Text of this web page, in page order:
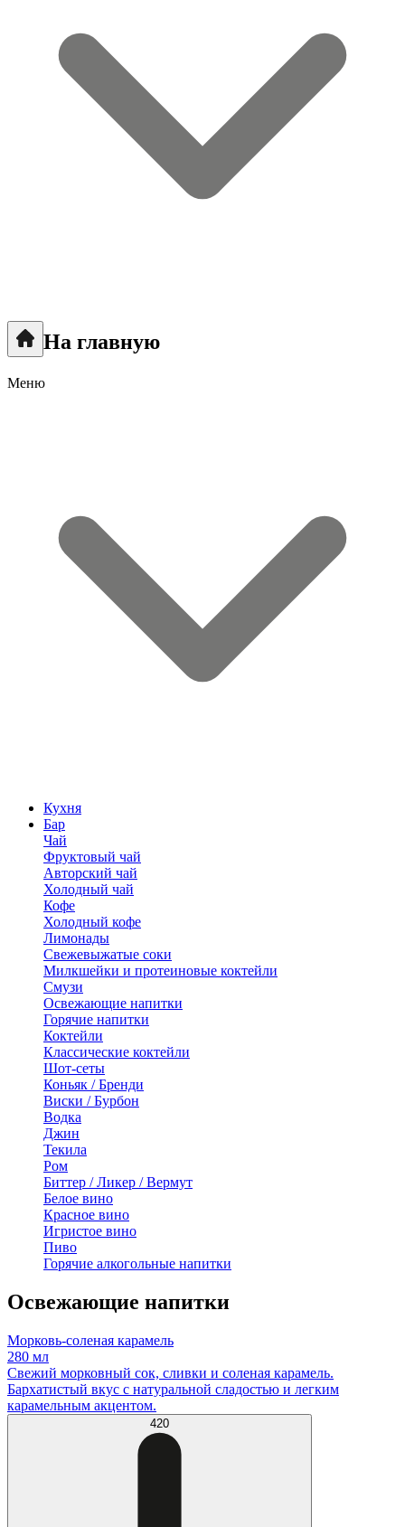
На главную
Меню
Кухня
Бар
Чай
Фруктовый чай
Авторский чай
Холодный чай
Кофе
Холодный кофе
Лимонады
Свежевыжатые соки
Милкшейки и протеиновые коктейли
Смузи
Освежающие напитки
Горячие напитки
Коктейли
Классические коктейли
Шот-сеты
Коньяк / Бренди
Виски / Бурбон
Водка
Джин
Текила
Ром
Биттер / Ликер / Вермут
Белое вино
Красное вино
Игристое вино
Пиво
Горячие алкогольные напитки
Освежающие напитки
Морковь-соленая карамель
280 мл
Свежий морковный сок, сливки и соленая карамель.
Бархатистый вкус с натуральной сладостью и легким
карамельным акцентом.
420